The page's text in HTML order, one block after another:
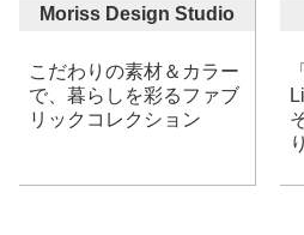
Moriss Design Studio
こだわりの素材＆カラー
で、暮らしを彩るファブ
リックコレクション